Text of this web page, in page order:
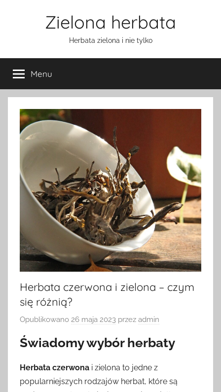
Zielona herbata
Herbata zielona i nie tylko
Menu
Herbata czerwona i zielona – czym
się różnią?
Opublikowano 26 maja 2023 przez admin
Świadomy wybór herbaty
Herbata czerwona i zielona to jedne z
popularniejszych rodzajów herbat, które są